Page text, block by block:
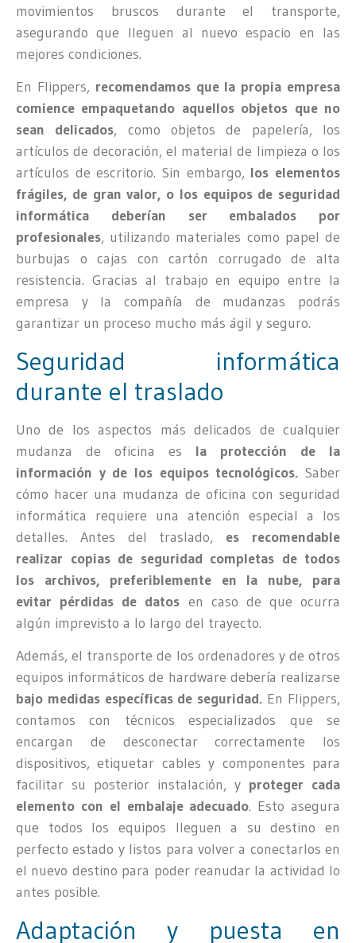
movimientos bruscos durante el transporte,
asegurando que lleguen al nuevo espacio en las
mejores condiciones.
En Flippers, recomendamos que la propia empresa
comience empaquetando aquellos objetos que no
sean delicados, como objetos de papelería, los
artículos de decoración, el material de limpieza o los
artículos de escritorio. Sin embargo, los elementos
frágiles, de gran valor, o los equipos de seguridad
informática deberían ser embalados por
profesionales, utilizando materiales como papel de
burbujas o cajas con cartón corrugado de alta
resistencia. Gracias al trabajo en equipo entre la
empresa y la compañía de mudanzas podrás
garantizar un proceso mucho más ágil y seguro.
Seguridad informática
durante el traslado
Uno de los aspectos más delicados de cualquier
mudanza de oficina es la protección de la
información y de los equipos tecnológicos. Saber
cómo hacer una mudanza de oficina con seguridad
informática requiere una atención especial a los
detalles. Antes del traslado, es recomendable
realizar copias de seguridad completas de todos
los archivos, preferiblemente en la nube, para
evitar pérdidas de datos en caso de que ocurra
algún imprevisto a lo largo del trayecto.
Además, el transporte de los ordenadores y de otros
equipos informáticos de hardware debería realizarse
bajo medidas específicas de seguridad. En Flippers,
contamos con técnicos especializados que se
encargan de desconectar correctamente los
dispositivos, etiquetar cables y componentes para
facilitar su posterior instalación, y proteger cada
elemento con el embalaje adecuado. Esto asegura
que todos los equipos lleguen a su destino en
perfecto estado y listos para volver a conectarlos en
el nuevo destino para poder reanudar la actividad lo
antes posible.
Adaptación y puesta en